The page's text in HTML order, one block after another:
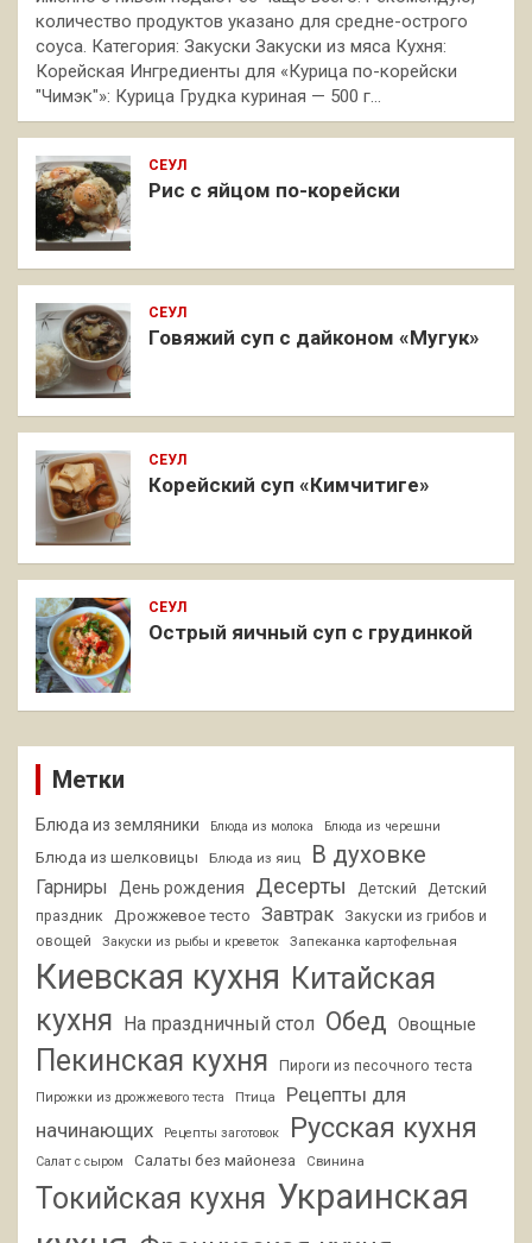
количество продуктов указано для средне-острого
соуса. Категория: Закуски Закуски из мяса Кухня:
Корейская Ингредиенты для «Курица по-корейски
"Чимэк"»: Курица Грудка куриная — 500 г…
СЕУЛ
Рис с яйцом по-корейски
СЕУЛ
Говяжий суп с дайконом «Мугук»
СЕУЛ
Корейский суп «Кимчитиге»
СЕУЛ
Острый яичный суп с грудинкой
Метки
Блюда из земляники Блюда из молока Блюда из черешни
Блюда из шелковицы Блюда из яиц В духовке
Гарниры День рождения Десерты Детский
Детский
праздник
Дрожжевое тесто Завтрак
Закуски из грибов и
овощей
Закуски из рыбы и креветок Запеканка картофельная
Киевская кухня Китайская
кухня
На праздничный стол Обед Овощные
Пекинская кухня Пироги из песочного теста
Пирожки из дрожжевого теста Птица
Рецепты для
начинающих
Рецепты заготовок Русская кухня
Салат с сыром Салаты без майонеза Свинина
Токийская кухня Украинская